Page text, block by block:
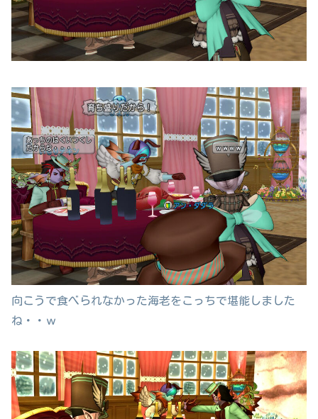
向こうで食べられなかった海老をこっちで堪能しました
ね・・ｗ